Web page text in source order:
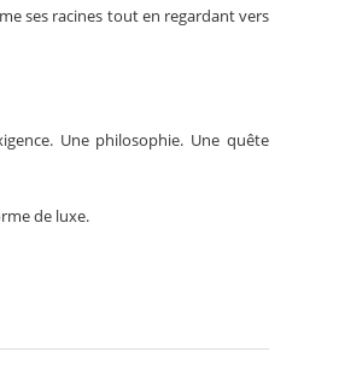
ses racines tout en regardant vers
Une philosophie. Une quête
de luxe.